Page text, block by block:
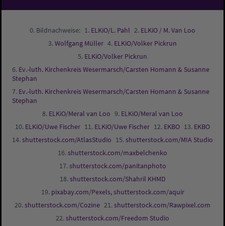
Bildnachweise: ELKiO/L. Pahl
ELKiO / M. Van Loo
Wolfgang Müller
ELKiO/Volker Pickrun
ELKiO/Volker Pickrun
Ev.-luth. Kirchenkreis Wesermarsch/Carsten Homann & Susanne
Stephan
Ev.-luth. Kirchenkreis Wesermarsch/Carsten Homann & Susanne
Stephan
ELKiO/Meral van Loo
ELKiO/Meral van Loo
ELKiO/Uwe Fischer
ELKiO/Uwe Fischer EKBO
EKBO
shutterstock.com/AtlasStudio
shutterstock.com/MIA Studio
shutterstock.com/maxbelchenko
shutterstock.com/panitanphoto
shutterstock.com/Shahril KHMD
pixabay.com/Pexels, shutterstock.com/aquir
shutterstock.com/Cozine
shutterstock.com/Rawpixel.com
shutterstock.com/Freedom Studio